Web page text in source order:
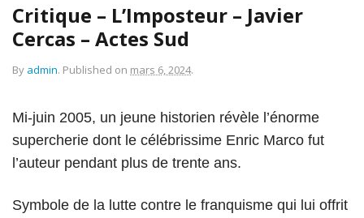
Critique – L’Imposteur – Javier
Cercas – Actes Sud
By admin. Published on mars 6, 2024.
Mi-juin 2005, un jeune historien révèle l’énorme
supercherie dont le célébrissime Enric Marco fut
l’auteur pendant plus de trente ans.
Symbole de la lutte contre le franquisme qui lui offrit